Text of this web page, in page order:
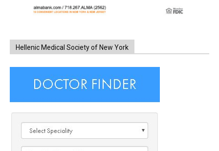
Hellenic Medical Society of New York